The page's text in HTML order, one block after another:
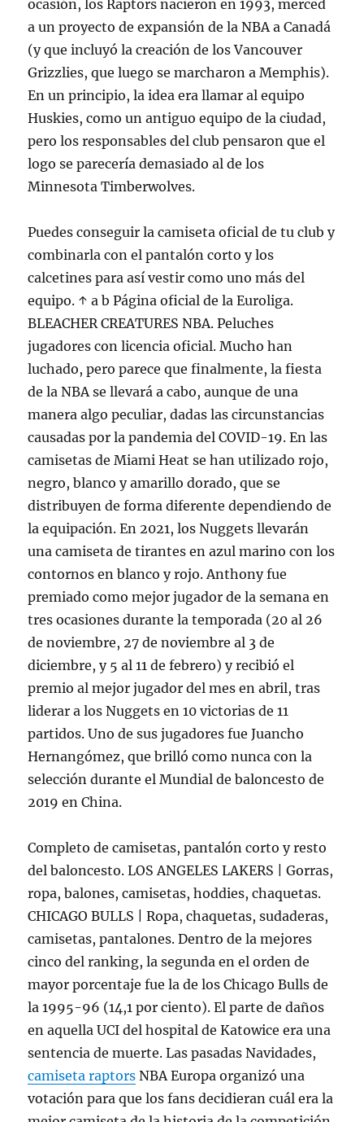
ocasión, los Raptors nacieron en 1993, merced
a un proyecto de expansión de la NBA a Canadá
(y que incluyó la creación de los Vancouver
Grizzlies, que luego se marcharon a Memphis).
En un principio, la idea era llamar al equipo
Huskies, como un antiguo equipo de la ciudad,
pero los responsables del club pensaron que el
logo se parecería demasiado al de los
Minnesota Timberwolves.
Puedes conseguir la camiseta oficial de tu club y
combinarla con el pantalón corto y los
calcetines para así vestir como uno más del
equipo. ↑ a b Página oficial de la Euroliga.
BLEACHER CREATURES NBA. Peluches
jugadores con licencia oficial. Mucho han
luchado, pero parece que finalmente, la fiesta
de la NBA se llevará a cabo, aunque de una
manera algo peculiar, dadas las circunstancias
causadas por la pandemia del COVID-19. En las
camisetas de Miami Heat se han utilizado rojo,
negro, blanco y amarillo dorado, que se
distribuyen de forma diferente dependiendo de
la equipación. En 2021, los Nuggets llevarán
una camiseta de tirantes en azul marino con los
contornos en blanco y rojo. Anthony fue
premiado como mejor jugador de la semana en
tres ocasiones durante la temporada (20 al 26
de noviembre, 27 de noviembre al 3 de
diciembre, y 5 al 11 de febrero) y recibió el
premio al mejor jugador del mes en abril, tras
liderar a los Nuggets en 10 victorias de 11
partidos. Uno de sus jugadores fue Juancho
Hernangómez, que brilló como nunca con la
selección durante el Mundial de baloncesto de
2019 en China.
Completo de camisetas, pantalón corto y resto
del baloncesto. LOS ANGELES LAKERS | Gorras,
ropa, balones, camisetas, hoddies, chaquetas.
CHICAGO BULLS | Ropa, chaquetas, sudaderas,
camisetas, pantalones. Dentro de la mejores
cinco del ranking, la segunda en el orden de
mayor porcentaje fue la de los Chicago Bulls de
la 1995-96 (14,1 por ciento). El parte de daños
en aquella UCI del hospital de Katowice era una
sentencia de muerte. Las pasadas Navidades,
camiseta raptors NBA Europa organizó una
votación para que los fans decidieran cuál era la